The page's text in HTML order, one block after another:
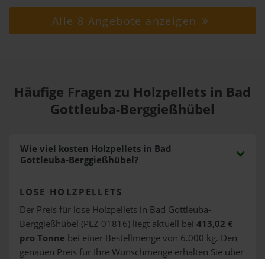
Alle 8 Angebote anzeigen
Häufige Fragen zu Holzpellets in Bad
Gottleuba-Berggießhübel
Wie viel kosten Holzpellets in Bad
Gottleuba-Berggießhübel?
LOSE HOLZPELLETS
Der Preis für lose Holzpellets in Bad Gottleuba-
Berggießhübel (PLZ 01816) liegt aktuell bei 413,02 €
pro Tonne bei einer Bestellmenge von 6.000 kg. Den
genauen Preis für Ihre Wunschmenge erhalten Sie über